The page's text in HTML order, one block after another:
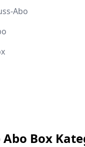
Abo
Abo Box